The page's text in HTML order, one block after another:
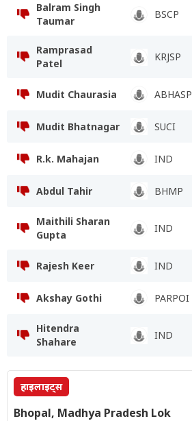
Balram Singh
Taumar
BSCP
Ramprasad
Patel
KRJSP
Mudit Chaurasia ABHASP
Mudit Bhatnagar SUCI
R.k. Mahajan IND
Abdul Tahir BHMP
Maithili Sharan
Gupta
IND
Rajesh Keer IND
Akshay Gothi PARPOI
Hitendra
Shahare
IND
हाइलाइट्स
Bhopal, Madhya Pradesh Lok